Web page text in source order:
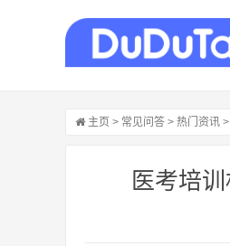
主页 > 常见问答 > 热门资讯 >
医考培